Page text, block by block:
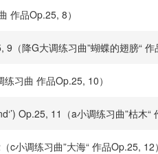
作品Op.25, 8）
（降G大调练习曲”蝴蝶的翅膀“ 作
习曲 作品Op.25, 10）
Op.25, 11（a小调练习曲”枯木“
小调练习曲”大海“ 作品Op.25, 12）